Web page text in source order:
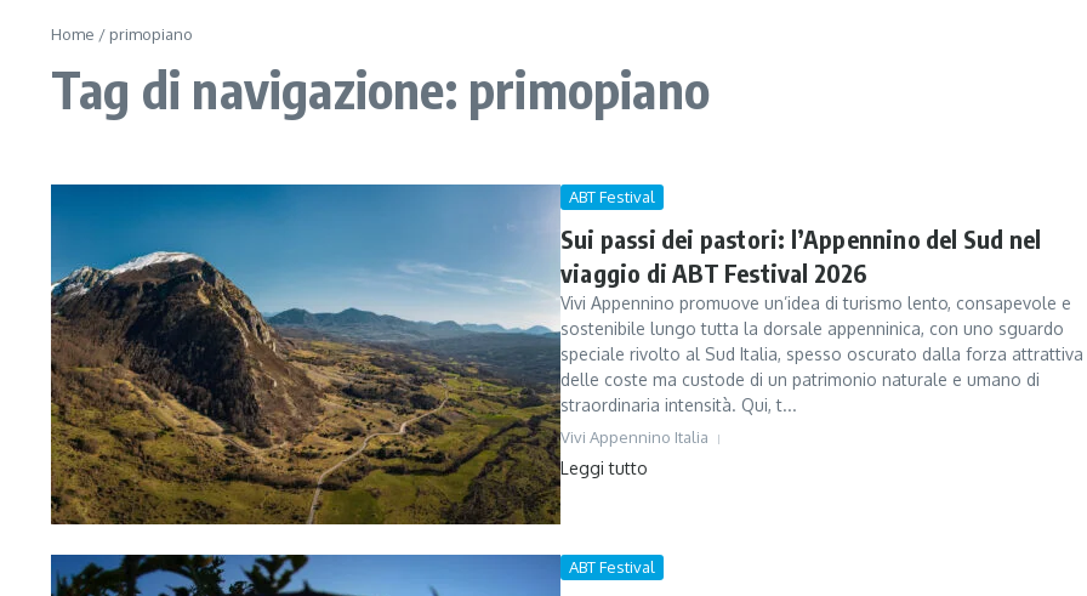
Home / primopiano
Tag di navigazione: primopiano
ABT Festival
Sui passi dei pastori: l’Appennino del Sud nel
viaggio di ABT Festival 2026
Vivi Appennino promuove un’idea di turismo lento, consapevole e
sostenibile lungo tutta la dorsale appenninica, con uno sguardo
speciale rivolto al Sud Italia, spesso oscurato dalla forza attrattiva
delle coste ma custode di un patrimonio naturale e umano di
straordinaria intensità. Qui, t...
Vivi Appennino Italia
Leggi tutto
ABT Festival